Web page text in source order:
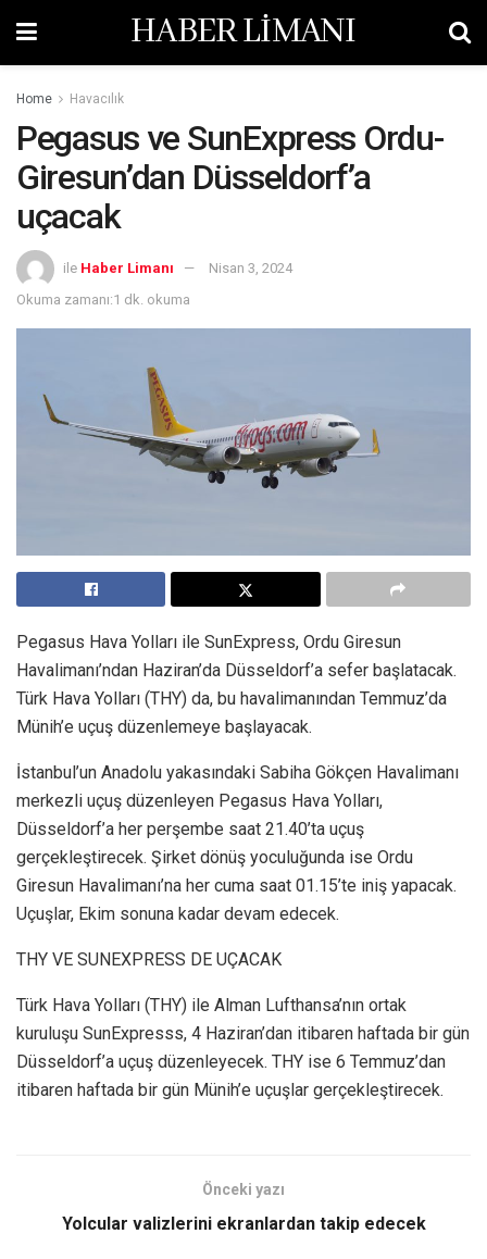
HABER LİMANI
Home Havacılık
Pegasus ve SunExpress Ordu-
Giresun’dan Düsseldorf’a
uçacak
ile Haber Limanı
Nisan 3, 2024
Okuma zamanı:1 dk. okuma
Pegasus Hava Yolları ile SunExpress, Ordu Giresun
Havalimanı’ndan Haziran’da Düsseldorf’a sefer başlatacak.
Türk Hava Yolları (THY) da, bu havalimanından Temmuz’da
Münih’e uçuş düzenlemeye başlayacak.
İstanbul’un Anadolu yakasındaki Sabiha Gökçen Havalimanı
merkezli uçuş düzenleyen Pegasus Hava Yolları,
Düsseldorf’a her perşembe saat 21.40’ta uçuş
gerçekleştirecek. Şirket dönüş yoculuğunda ise Ordu
Giresun Havalimanı’na her cuma saat 01.15’te iniş yapacak.
Uçuşlar, Ekim sonuna kadar devam edecek.
THY VE SUNEXPRESS DE UÇACAK
Türk Hava Yolları (THY) ile Alman Lufthansa’nın ortak
kuruluşu SunExpresss, 4 Haziran’dan itibaren haftada bir gün
Düsseldorf’a uçuş düzenleyecek. THY ise 6 Temmuz’dan
itibaren haftada bir gün Münih’e uçuşlar gerçekleştirecek.
Önceki yazı
Yolcular valizlerini ekranlardan takip edecek